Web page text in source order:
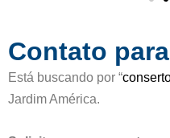
Contato
Está buscando por “
Jardim América.